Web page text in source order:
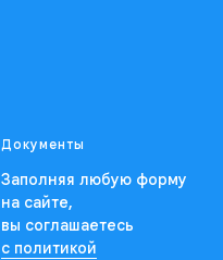
Документы
Заполняя любую форму
на сайте,
вы соглашаетесь
с политикой